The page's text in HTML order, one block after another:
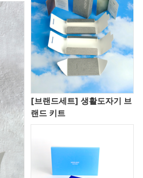
[브랜드세트] 생활도자기 브
랜드 키트